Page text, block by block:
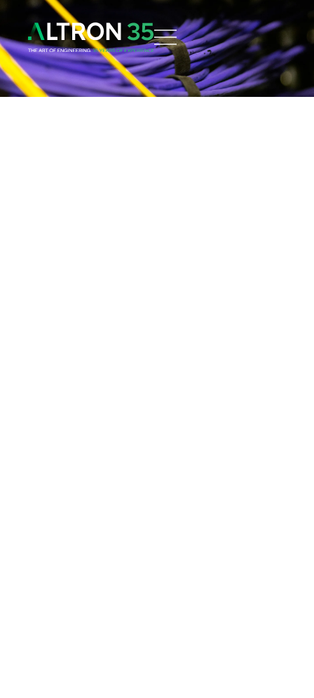
Domov Kontakt